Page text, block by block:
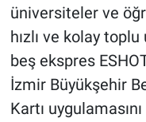
üniversiteler ve
hızlı ve kolay
beş ekspres
İzmir Büyükşehir
Kartı